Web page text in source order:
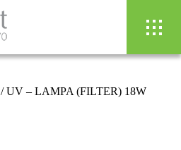
/ UV – LAMPA (FILTER) 18W